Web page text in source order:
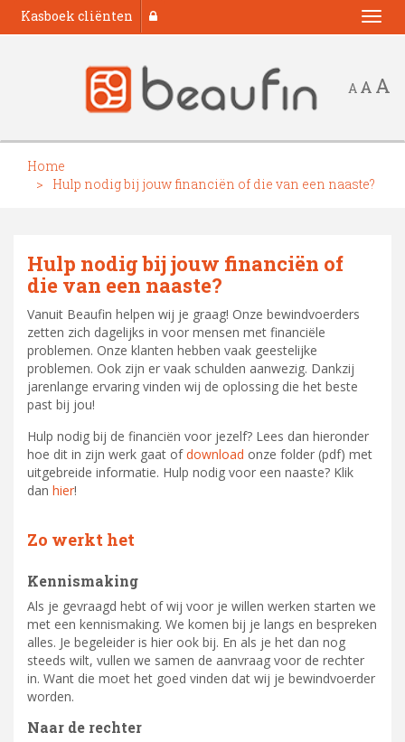
Kasboek cliënten
A A A
Home
Hulp nodig bij jouw financiën of die van een naaste?
Hulp nodig bij jouw financiën of
die van een naaste?
Vanuit Beaufin helpen wij je graag! Onze bewindvoerders
zetten zich dagelijks in voor mensen met financiële
problemen. Onze klanten hebben vaak geestelijke
problemen. Ook zijn er vaak schulden aanwezig. Dankzij
jarenlange ervaring vinden wij de oplossing die het beste
past bij jou!
Hulp nodig bij de financiën voor jezelf? Lees dan hieronder
hoe dit in zijn werk gaat ofdownload onze folder (pdf) met
uitgebreide informatie. Hulp nodig voor een naaste? Klik
dan hier!
Zo werkt het
Kennismaking
Als je gevraagd hebt of wij voor je willen werken starten we
met een kennismaking. We komen bij je langs en bespreken
alles. Je begeleider is hier ook bij. En als je het dan nog
steeds wilt, vullen we samen de aanvraag voor de rechter
in. Want die moet het goed vinden dat wij je bewindvoerder
worden.
Naar de rechter